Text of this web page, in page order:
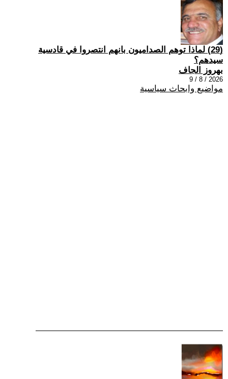
(29) ‏لماذا توهم الصداميون بانهم انتصروا في قادسية
سيدهم؟
بهروز الجاف
2026 / 8 / 9
مواضيع وابحاث سياسية